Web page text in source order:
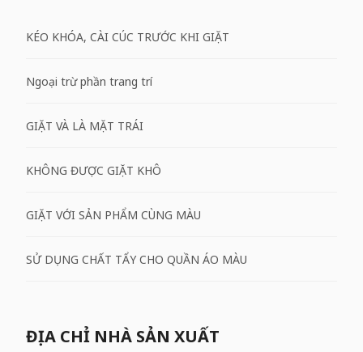
KÉO KHÓA, CÀI CÚC TRƯỚC KHI GIẶT
Ngoại trừ phần trang trí
GIẶT VÀ LÀ MẶT TRÁI
KHÔNG ĐƯỢC GIẶT KHÔ
GIẶT VỚI SẢN PHẨM CÙNG MÀU
SỬ DỤNG CHẤT TẨY CHO QUẦN ÁO MÀU
ĐỊA CHỈ NHÀ SẢN XUẤT